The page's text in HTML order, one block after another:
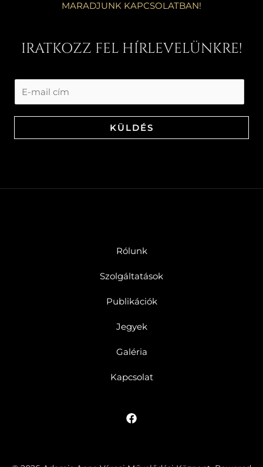
MARADJUNK KAPCSOLATBAN!
IRATKOZZ FEL HÍRLEVELÜNKRE!
KÜLDÉS
Rólunk
Szolgáltatások
Publikációk
Jegyek
Galéria
Kapcsolat